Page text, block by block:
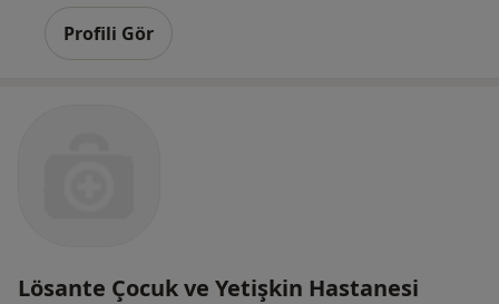
Profili Gör
Lösante Çocuk ve Yetişkin Hastanesi